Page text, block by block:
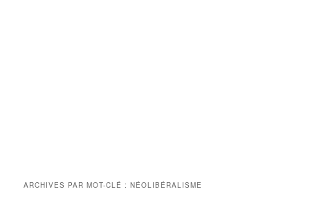
ARCHIVES PAR MOT-CLÉ :NÉOLIBÉRALISME